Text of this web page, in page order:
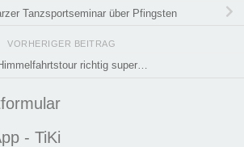
Tanzsportseminar über Pfingsten
VORHERIGER BEITRAG
richtig super…
- TiKi